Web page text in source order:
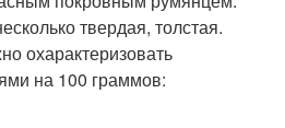
твердая, толстая.
охарактеризовать
на 100 граммов: